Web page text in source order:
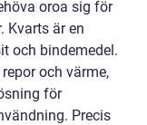
oroa sig för
Kvarts är en
och bindemedel.
och värme,
för
Precis